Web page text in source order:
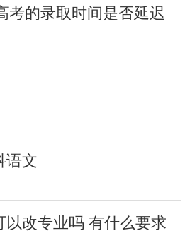
考的录取时间是否延迟
语文
以改专业吗 有什么要求